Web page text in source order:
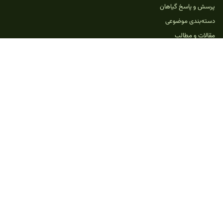
پرسش و پاسخ گیاهان
دسته‌بندی موضوعی
مقالات و مطالب